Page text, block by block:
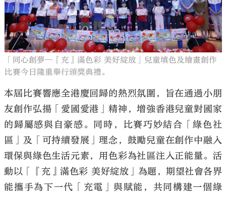
「同心創夢—『充』滿色彩 美好綻放」兒童填色及繪畫創作
比賽今日隆重舉行頒獎典禮。
本屆比賽響應全港慶回歸的熱烈氛圍，旨在通過小朋
友創作弘揚「愛國愛港」精神，增強香港兒童對國家
的歸屬感與自豪感。同時，比賽巧妙結合「綠色社
區」及「可持續發展」理念，鼓勵兒童在創作中融入
環保與綠色生活元素，用色彩為社區注入正能量。活
動以「『充』滿色彩 美好綻放」為題，期望社會各界
能攜手為下一代「充電」與賦能，共同構建一個綠